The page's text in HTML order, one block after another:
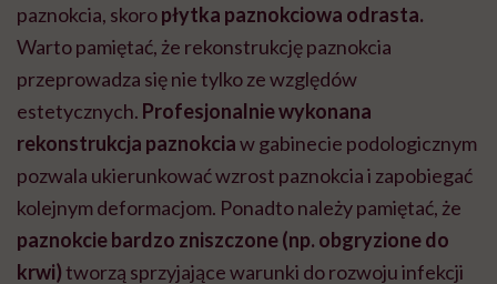
paznokcia, skoropłytka paznokciowa odrasta.
Warto pamiętać, że rekonstrukcję paznokcia
przeprowadza się nie tylko ze względów
estetycznych. Profesjonalnie wykonana
rekonstrukcja paznokciaw gabinecie podologicznym
pozwala ukierunkować wzrost paznokcia i zapobiegać
kolejnym deformacjom. Ponadto należy pamiętać, że
paznokcie bardzo zniszczone (np. obgryzione do
krwi)tworzą sprzyjające warunki do rozwoju infekcji